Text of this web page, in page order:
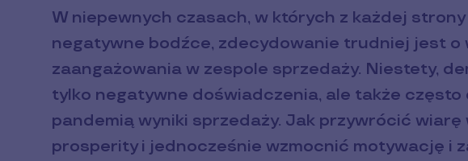
W niepewnych czasach, w których z każdej
negatywne bodźce, zdecydowanie trudniej jest o
zaangażowania w zespole sprzedaży. Niestety,
tylko negatywne doświadczenia, ale także często
pandemią wyniki sprzedaży. Jak przywrócić
prosperity i jednocześnie wzmocnić motywację i